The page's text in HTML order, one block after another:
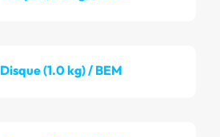
Disque (1.0 kg) / BEM